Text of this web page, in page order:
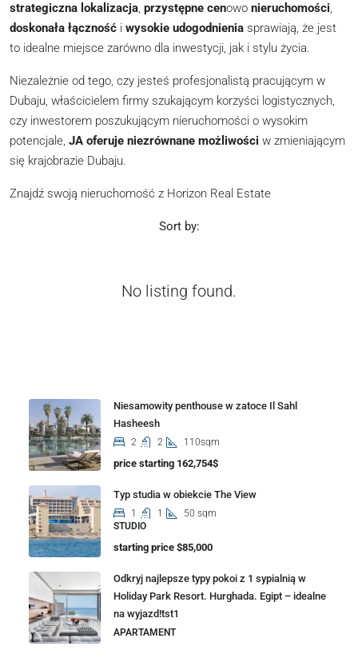
strategiczna lokalizacja, przystępne cenowo nieruchomości,
doskonała łączność i wysokie udogodnienia sprawiają, że jest
to idealne miejsce zarówno dla inwestycji, jak i stylu życia.
Niezależnie od tego, czy jesteś profesjonalistą pracującym w
Dubaju, właścicielem firmy szukającym korzyści logistycznych,
czy inwestorem poszukującym nieruchomości o wysokim
potencjale, JA oferuje niezrównane możliwości w zmieniającym
się krajobrazie Dubaju.
Znajdź swoją nieruchomość z Horizon Real Estate
Sort by:
No listing found.
Niesamowity penthouse w zatoce Il Sahl
Hasheesh
2 2 110sqm
price starting 162,754$
Typ studia w obiekcie The View
1 1
50 sqm
STUDIO
starting price $85,000
Odkryj najlepsze typy pokoi z 1 sypialnią w
Holiday Park Resort. Hurghada. Egipt – idealne
na wyjazd!tst1
APARTAMENT